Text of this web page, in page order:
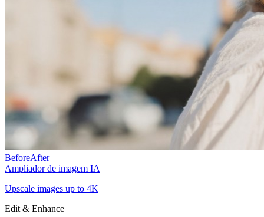
BeforeAfter
Ampliador de imagem IA
Upscale images up to 4K
Edit & Enhance